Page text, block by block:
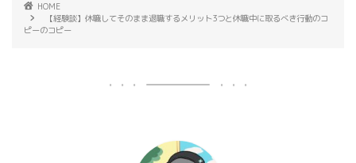
HOME
【経験談】休職してそのまま退職するメリット3つと休職中に取るべき行動のコ
ピーのコピー